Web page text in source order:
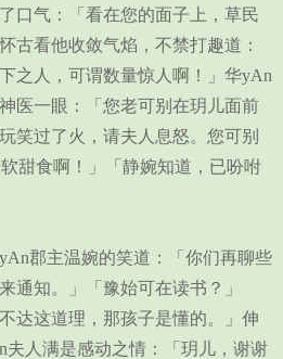
口气：「看在您的面子上，草民
古看他收敛气焰，不禁打趣道：
之人，可谓数量惊人啊！」华yAn
医一眼：「您老可别在玥儿面前
笑过了火，请夫人息怒。您可别
甜食啊！」「静婉知道，已吩咐
郡主温婉的笑道：「你们再聊些
通知。」「豫始可在读书？」
达这道理，那孩子是懂的。」伸
夫人满是感动之情：「玥儿，谢谢